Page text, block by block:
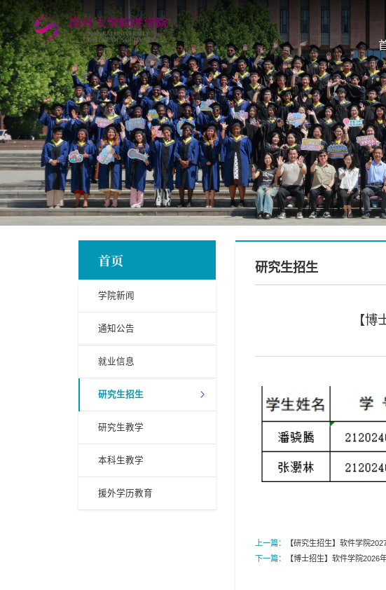
首页
学院新闻
通知公告
就业信息
研究生招生
研究生教学
本科生教学
援外学历教育
研究生招生
【
上一篇：
【研究生招生】软件学院
下一篇：
【博士招生】软件学院2026